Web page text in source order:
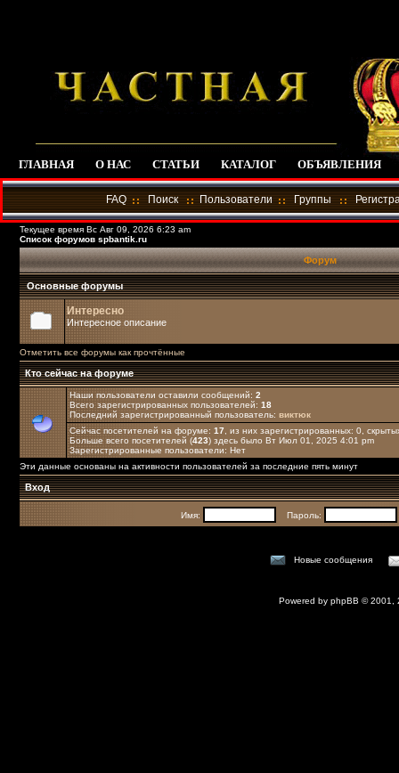
ГЛАВНАЯ О НАС СТАТЬИ КАТАЛОГ ОБЪЯВЛЕНИЯ
FAQ Поиск Пользователи Группы
Текущее время Вс Авг 09, 2026 6:23 am
Список форумов spbantik.ru
Форум
Основные форумы
Интересно
Интересное описание
Отметить все форумы как прочтённые
Кто сейчас на форуме
Наши пользователи оставили сообщений: 2
Всего зарегистрированных пользователей: 18
Последний зарегистрированный пользователь: виктюк
Сейчас посетителей на форуме: 17 , из них зарегистрированных: 0,
Больше всего посетителей (423) здесь было Вт Июл 01, 2025 4:01 pm
Зарегистрированные пользователи: Нет
Эти данные основаны на активности пользователей за последние пять минут
Вход
Имя: Пароль:
Новые сообщения
Powered by phpBB © 2001,